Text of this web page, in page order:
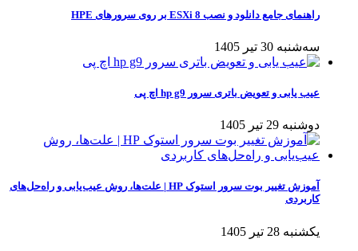
راهنمای جامع دانلود و نصب ESXi 8 بر روی سرورهای HPE
سه‌شنبه 30 تیر 1405
عیب یابی و تعویض باتری سرور hp g9 اچ پی
دوشنبه 29 تیر 1405
آموزش تغییر بوت سرور استوک HP | علت‌ها، روش عیب‌یابی و راه‌حل‌های
کاربردی
یکشنبه 28 تیر 1405